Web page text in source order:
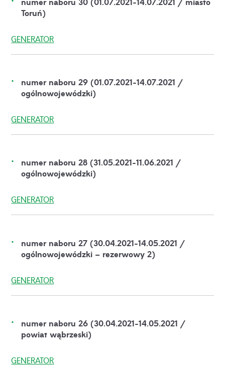
Toruń)
GENERATOR
numer naboru 29 (01.07.2021-14.07.2021 /
ogólnowojewódzki)
GENERATOR
numer naboru 28 (31.05.2021-11.06.2021 /
ogólnowojewódzki)
GENERATOR
numer naboru 27 (30.04.2021-14.05.2021 /
ogólnowojewódzki – rezerwowy 2)
GENERATOR
numer naboru 26 (30.04.2021-14.05.2021 /
powiat wąbrzeski)
GENERATOR